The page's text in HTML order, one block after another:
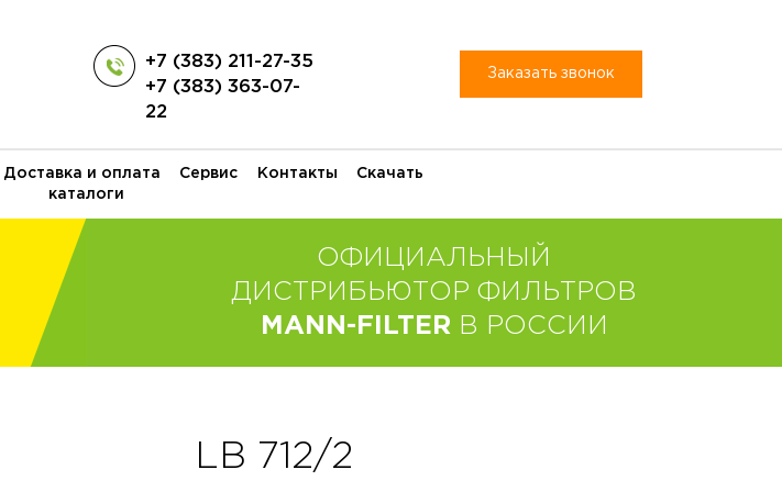
+7 (383) 211-27-35
+7 (383) 363-07-
22
Заказать звонок
Доставка и оплата Сервис Контакты
Скачать
каталоги
ОФИЦИАЛЬНЫЙ
ДИСТРИБЬЮТОР ФИЛЬТРОВ
MANN-FILTER В РОССИИ
LB 712/2